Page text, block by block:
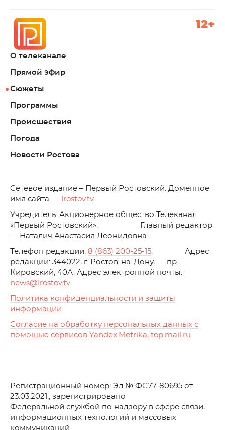
О телеканале
Прямой эфир
Сюжеты
Программы
Происшествия
Погода
Новости Ростова
12+
Cетевое издание – Первый Ростовский. Доменное
имя сайта —
1rostov.tv
Учредитель: Акционерное общество Телеканал
«Первый Ростовский». Главный редактор
— Наталич Анастасия Леонидовна.
Телефон редакции: 8 (863) 200-25-15. Адрес
редакции: 344022, г. Ростов-на-Дону, пр.
Кировский, 40А. Адрес электронной почты:
news@1rostov.tv
Политика конфиденциальности и защиты
информации
Согласие на обработку персональных данных с
помощью сервисов Yandex.Metrika, top.mail.ru
Регистрационный номер: Эл № ФС77-80695 от
23.03.2021., зарегистрировано
Федеральной службой по надзору в сфере связи,
информационных технологий и массовых
коммуникаций.